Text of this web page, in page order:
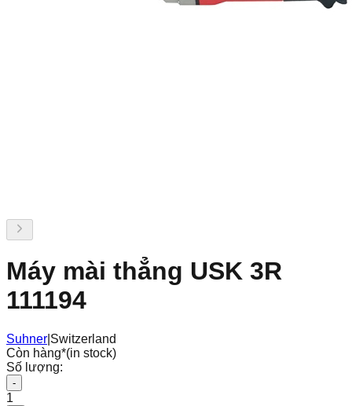
Máy mài thẳng USK 3R
111194
Suhner Switzerland
Còn hàng*(in stock)
Số lượng:
-
1